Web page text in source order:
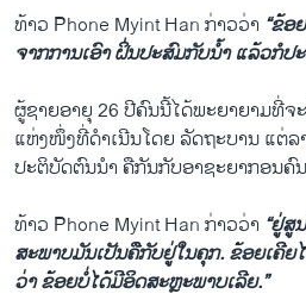
ທ້າວ Phone Myint Han ກ່າວວ່າ “ຂ້ອ
ຈາກ​ການ​ເອົາ ຝິ່ນ​ປະສົມ​ກັບ​ນ້ຳ ​ແລ້ວ​ກໍ​ປ
ຜູ້​ຊາຍ​ອາຍຸ 26 ປີ​ຄົນ​ນີ້​ໄດ້​ພະຍາຍາ​ມທີ່​ຈ
ແຫ່ງໜຶ່ງ​ທີ່ດຳ​ເນີນ​ໂດຍ ລັດຖະບານ ​ແຕ່​ລ
ປະຕິບັດ​ຕົນນຳ​ ຄື​ກັນ​ກັບ​ອາຊະຍາກອນຄົ
ທ້າວ Phone Myint Han ກ່າວ​ວ່າ “ຢູ່ສູ
ສະພາບ​ມັນ​ເປັນ​ຄື​ກັບ​ຢູ່​ໃນ​ຄຸກ. ຂ້ອຍ​ເຄີ​
ວ່າ ​ຂ້ອຍ​ບໍ່​ໄດ້​ມີ​ອິດສະຫຼະພາບ​ເລີຍ.”